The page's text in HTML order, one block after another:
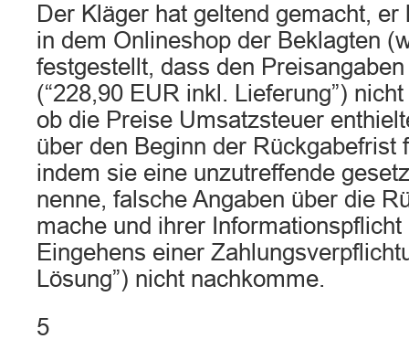
Der Kläger hat geltend gemacht, er
in dem Onlineshop der Beklagten
festgestellt, dass den
(“228,90 EUR inkl. Lieferung”)
ob die Preise Umsatzsteuer
über den Beginn der Rückgabefrist
indem sie eine unzutreffende
nenne, falsche Angaben über die
mache und ihrer
Eingehens einer
Lösung”) nicht nachkomme.
5